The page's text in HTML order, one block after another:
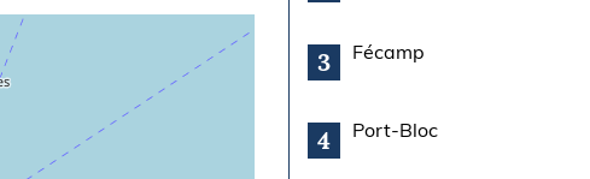
3 Fécamp
4 Port-Bloc